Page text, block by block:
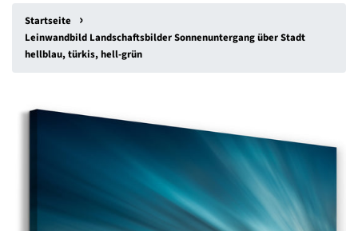
Startseite ›
Leinwandbild Landschaftsbilder Sonnenuntergang über Stadt
hellblau, türkis, hell-grün